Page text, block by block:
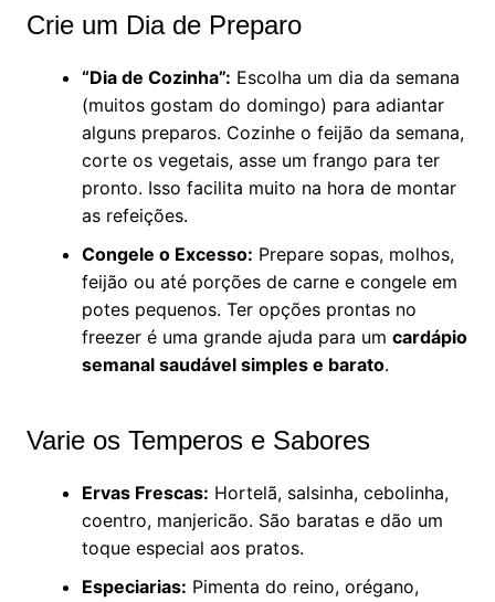
Crie um Dia de Preparo
“Dia de Cozinha”: Escolha um dia da semana
(muitos gostam do domingo) para adiantar
alguns preparos. Cozinhe o feijão da semana,
corte os vegetais, asse um frango para ter
pronto. Isso facilita muito na hora de montar
as refeições.
Congele o Excesso: Prepare sopas, molhos,
feijão ou até porções de carne e congele em
potes pequenos. Ter opções prontas no
freezer é uma grande ajuda para um cardápio
semanal saudável simples e barato.
Varie os Temperos e Sabores
Ervas Frescas: Hortelã, salsinha, cebolinha,
coentro, manjericão. São baratas e dão um
toque especial aos pratos.
Especiarias: Pimenta do reino, orégano,